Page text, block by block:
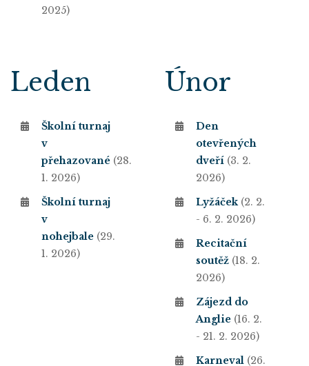
2025)
Leden
Školní turnaj
v
přehazované (28.
1. 2026)
Školní turnaj
v
nohejbale (29.
1. 2026)
Únor
Den
otevřených
dveří (3. 2.
2026)
Lyžáček(2. 2.
- 6. 2. 2026)
Recitační
soutěž (18. 2.
2026)
Zájezd do
Anglie (16. 2.
- 21. 2. 2026)
Karneval (26.